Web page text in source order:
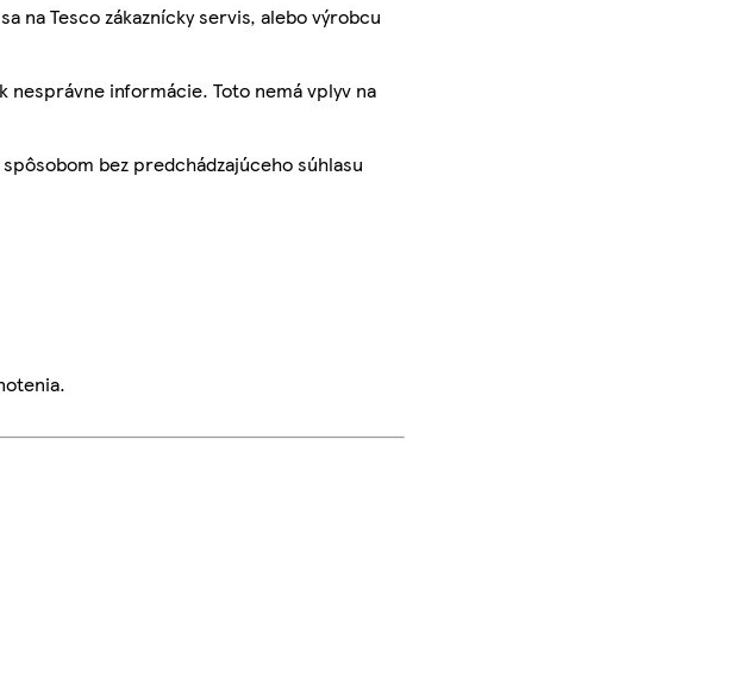
na Tesco zákaznícky servis, alebo výrobcu
nesprávne informácie. Toto nemá vplyv na
bez predchádzajúceho súhlasu